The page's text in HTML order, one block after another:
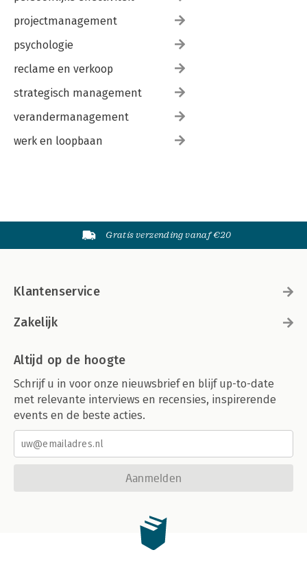
projectmanagement
psychologie
reclame en verkoop
strategisch management
verandermanagement
werk en loopbaan
Gratis verzending vanaf €20
Klantenservice
Zakelijk
Altijd op de hoogte
Schrijf u in voor onze nieuwsbrief en blijf up-to-date
met relevante interviews en recensies, inspirerende
events en de beste acties.
Aanmelden